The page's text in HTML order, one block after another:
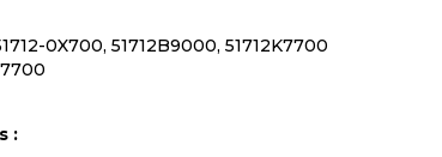
0X700, 51712B9000, 51712K7700
: